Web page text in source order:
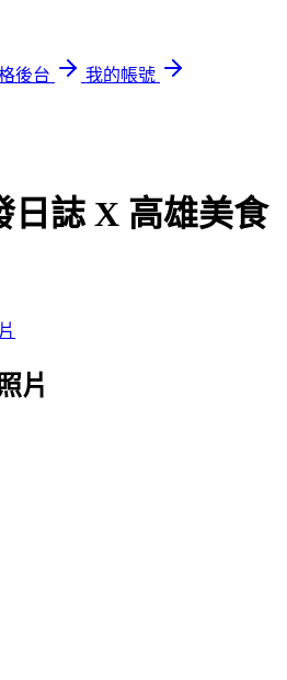
後台
我的帳號
日誌 X 高雄美食
片